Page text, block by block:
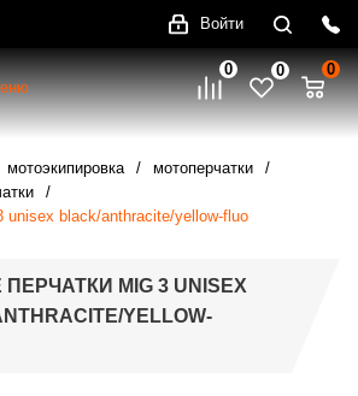
Войти
0 0 0
мотоэкипировка
мотоперчатки
unisex black/anthracite/yellow-fluo
ПЕРЧАТКИ MIG 3 UNISEX
YELLOW-